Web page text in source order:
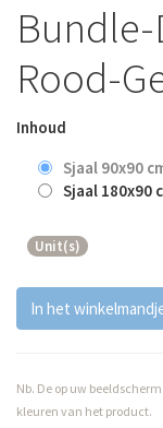
Bundle-
Rood-
Inhoud
Sjaal 90x90
Sjaal 180x90
Unit(s)
In het
Nb. De op uw
kleuren van het product.